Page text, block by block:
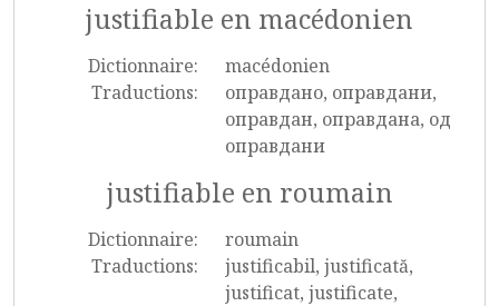
justifiable en macédonien
Dictionnaire:
macédonien
Traductions:
оправдано, оправдани,
оправдан, оправдана, од
оправдани
justifiable en roumain
Dictionnaire:
roumain
Traductions:
justificabil, justificată,
justificat, justificate,